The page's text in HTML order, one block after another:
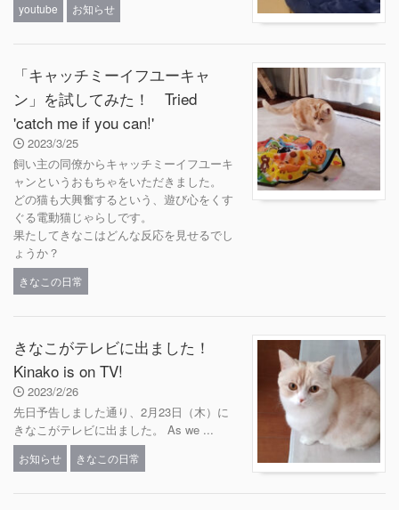
youtube お知らせ
「キャッチミーイフユーキャ
ン」を試してみた！ Tried
'catch me if you can!'
2023/3/25
飼い主の同僚からキャッチミーイフユーキ
ャンというおもちゃをいただきました。
どの猫も大興奮するという、遊び心をくす
ぐる電動猫じゃらしです。
果たしてきなこはどんな反応を見せるでし
ょうか？
きなこの日常
きなこがテレビに出ました！
Kinako is on TV!
2023/2/26
先日予告しました通り、2月23日（木）に
きなこがテレビに出ました。 As we ...
お知らせ きなこの日常